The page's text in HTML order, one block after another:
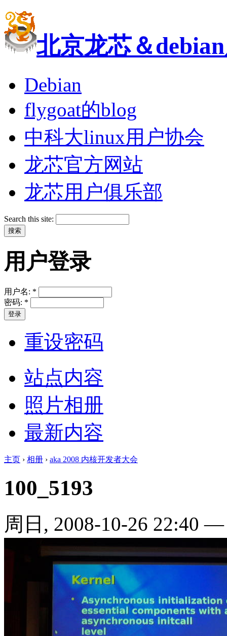
北京龙芯＆
Debian
flygoat的blog
中科大linux用户协会
龙芯官方网站
龙芯用户俱乐部
Search this site:
用户登录
用户名: *
密码: *
重设密码
站点内容
照片相册
最新内容
主页 › 相册 › aka 2008 内核开发者大会
100_5193
周日, 2008-10-26 22:40